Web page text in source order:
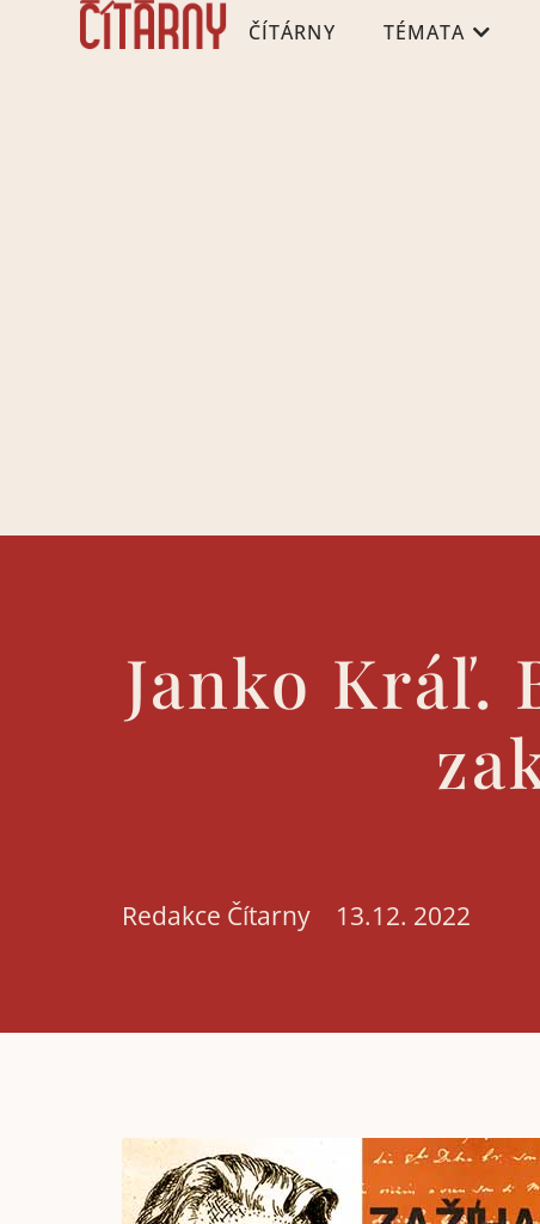
ČÍTÁRNY TÉMATA
Janko Kráľ.
Redakce Čítarny 13.12. 2022